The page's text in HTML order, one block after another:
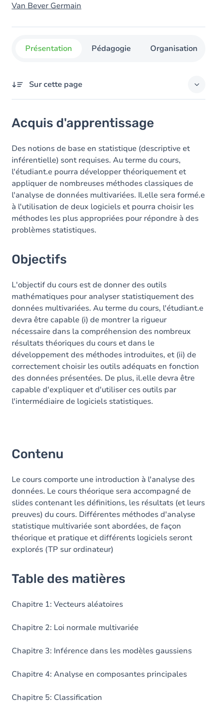
Van Bever Germain
Présentation Pédagogie Organisation
Sur cette page
Objectifs
Contenu
Table des matières
Exercices
Acquis d'apprentissage
Des notions de base en statistique (descriptive et
inférentielle) sont requises. Au terme du cours,
l'étudiant.e pourra développer théoriquement et
appliquer de nombreuses méthodes classiques de
l'analyse de données multivariées. Il.elle sera formé.e
à l'utilisation de deux logiciels et pourra choisir les
méthodes les plus appropriées pour répondre à des
problèmes statistiques.
Objectifs
L'objectif du cours est de donner des outils
mathématiques pour analyser statistiquement des
données multivariées. Au terme du cours, l'étudiant.e
devra être capable (i) de montrer la rigueur
nécessaire dans la compréhension des nombreux
résultats théoriques du cours et dans le
développement des méthodes introduites, et (ii) de
correctement choisir les outils adéquats en fonction
des données présentées. De plus, il.elle devra être
capable d'expliquer et d'utiliser ces outils par
l'intermédiaire de logiciels statistiques.
Contenu
Le cours comporte une introduction à l'analyse des
données. Le cours théorique sera accompagné de
slides contenant les définitions, les résultats (et leurs
preuves) du cours. Différentes méthodes d'analyse
statistique multivariée sont abordées, de façon
théorique et pratique et différents logiciels seront
explorés (TP sur ordinateur)
Table des matières
Chapitre 1: Vecteurs aléatoires
Chapitre 2: Loi normale multivariée
Chapitre 3: Inférence dans les modèles gaussiens
Chapitre 4: Analyse en composantes principales
Chapitre 5: Classification